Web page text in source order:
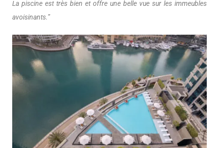
La piscine est très bien et offre une belle vue sur les immeubles
avoisinants.”